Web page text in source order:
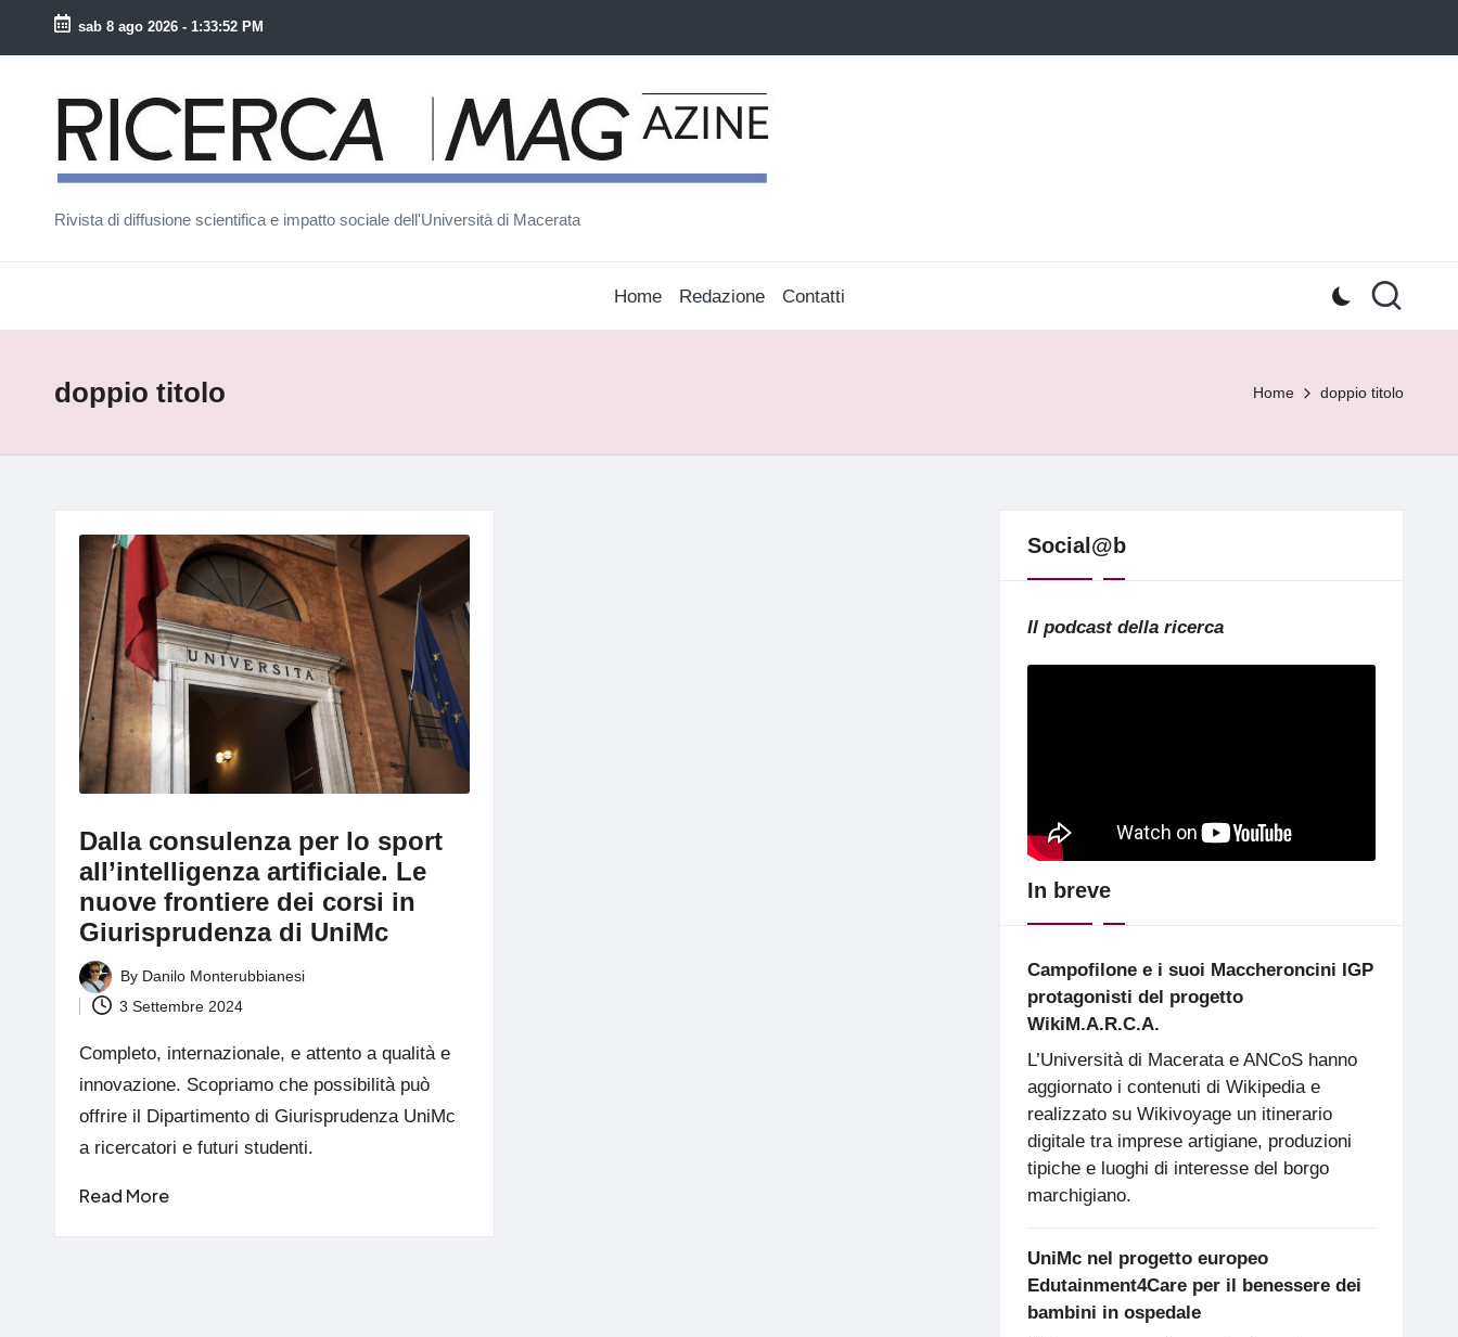
Skip
sab 8 ago 2026 - 1:33:52 PM
R
ic
e
a
M
Rivista di diffusione scientifica e impatto sociale dell'Università di Macerata
Home Redazione Contatti
doppio titolo Home doppio titolo
Dalla consulenza per lo sport
all’intelligenza artificiale. Le
nuove frontiere dei corsi in
Giurisprudenza di UniMc
Posted
by
By Danilo Monterubbianesi
3 Settembre 2024
Completo, internazionale, e attento a qualità e
innovazione. Scopriamo che possibilità può
offrire il Dipartimento di Giurisprudenza UniMc
a ricercatori e futuri studenti.
Read More
Social@b
Il podcast della ricerca
In breve
Campofilone e i suoi Maccheroncini IGP
protagonisti del progetto
WikiM.A.R.C.A.
L’Università di Macerata e ANCoS hanno
aggiornato i contenuti di Wikipedia e
realizzato su Wikivoyage un itinerario
digitale tra imprese artigiane, produzioni
tipiche e luoghi di interesse del borgo
marchigiano.
UniMc nel progetto europeo
Edutainment4Care per il benessere dei
bambini in ospedale